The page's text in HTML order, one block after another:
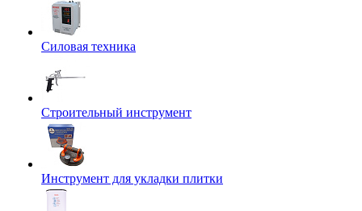
Силовая техника
Строительный инструмент
Инструмент для укладки плитки